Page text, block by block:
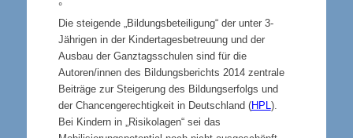
°
Die steigende „Bildungsbeteiligung“ der unter 3-
Jährigen in der Kindertagesbetreuung und der
Ausbau der Ganztagsschulen sind für die
Autoren/innen des Bildungsberichts 2014 zentrale
Beiträge zur Steigerung des Bildungserfolgs und
der Chancengerechtigkeit in Deutschland (HPL ).
Bei Kindern in „Risikolagen“ sei das